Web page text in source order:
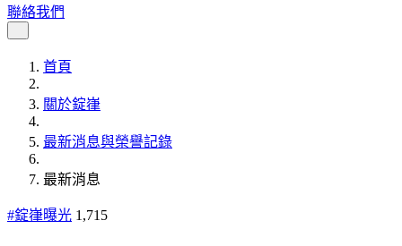
聯絡我們
首頁
關於錠嵂
最新消息與榮譽記錄
最新消息
#錠嵂曝光 1,715